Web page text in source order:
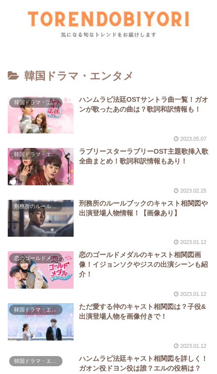
韓国ドラマ・エンタメ
韓国ドラマ・エンタメ
ハンムラビ法廷OSTサントラ曲一覧！ガオ
ンが歌ったあの曲は？歌詞和訳情報も！
2023.05.07
韓国ドラマ・エンタメ
ラブリースターラブリーOST主題歌挿入歌
全曲まとめ！歌詞和訳情報もあり！
2023.02.25
刑務所のルールブック
刑務所のルールブックのキャスト相関図や
出演登場人物情報！【画像あり】
2023.01.12
恋のゴールドメダル
恋のゴールドメダルのキャスト相関図画
像！イジョンソクやジスの出演シーンも紹
介！
2023.01.12
韓国ドラマ・エンタメ
ただ愛する仲のキャスト相関図は？子役&
出演登場人物を画像付きで！
2023.01.12
ハンムラビ法廷キャスト相関図を詳しく！
ガオン役ドヨン役は誰？エルの役柄は？